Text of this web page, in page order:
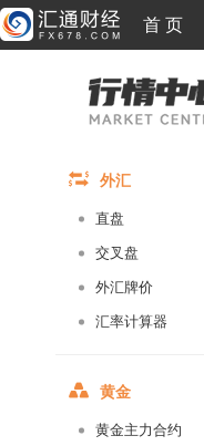
首 页
外汇
直盘
交叉盘
外汇牌价
汇率计算器
黄金
黄金主力合约